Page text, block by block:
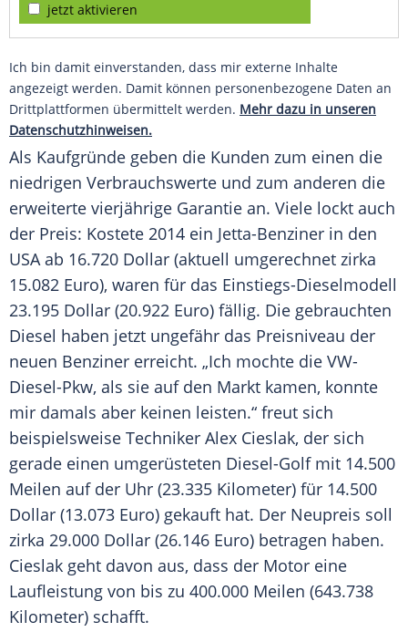
jetzt aktivieren
Ich bin damit einverstanden, dass mir externe Inhalte
angezeigt werden. Damit können personenbezogene Daten an
Drittplattformen übermittelt werden. Mehr dazu in unseren
Datenschutzhinweisen.
Als Kaufgründe geben die Kunden zum einen die
niedrigen Verbrauchswerte und zum anderen die
erweiterte vierjährige Garantie an. Viele lockt auch
der Preis: Kostete 2014 ein Jetta-Benziner in den
USAab 16.720 Dollar (aktuell umgerechnet zirka
15.082 Euro), waren für das Einstiegs-Dieselmodell
23.195 Dollar (20.922 Euro) fällig. Die gebrauchten
Diesel haben jetzt ungefähr das Preisniveau der
neuen Benziner erreicht. „Ich mochte die VW-
Diesel-Pkw, als sie auf den Markt kamen, konnte
mir damals aber keinen leisten.“ freut sich
beispielsweise Techniker Alex Cieslak, der sich
gerade einen umgerüsteten Diesel-Golf mit 14.500
Meilen auf der Uhr (23.335 Kilometer) für 14.500
Dollar (13.073 Euro) gekauft hat. Der Neupreis soll
zirka 29.000 Dollar (26.146 Euro) betragen haben.
Cieslak geht davon aus, dass der Motor eine
Laufleistung von bis zu 400.000 Meilen (643.738
Kilometer) schafft.